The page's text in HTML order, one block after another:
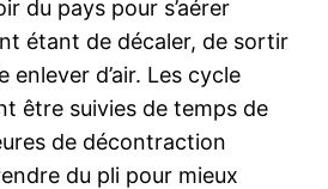
du pays pour s’aérer
étant de décaler, de sortir
enlever d’air. Les cycle
être suivies de temps de
de décontraction
du pli pour mieux